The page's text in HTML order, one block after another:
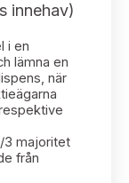
innehav)
i en
lämna en
när
3 majoritet
från